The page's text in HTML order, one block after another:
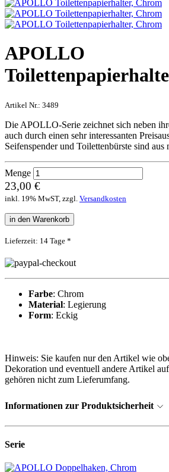
APOLLO
Artikel Nr.: 3489
Die APOLLO-Serie zeichnet sich neben
auch durch einen sehr interessanten
Seifenspender und Toilettenbürste sind aus
Menge
23,00 €
inkl. 19% MwST, zzgl. Versandkosten
in den Warenkorb
Lieferzeit: 14 Tage *
Farbe: Chrom
Material: Legierung
Form: Eckig
Hinweis: Sie kaufen nur den Artikel wie
Dekoration und eventuell andere Artikel
gehören nicht zum Lieferumfang.
Informationen zur Produktsicherheit
Serie